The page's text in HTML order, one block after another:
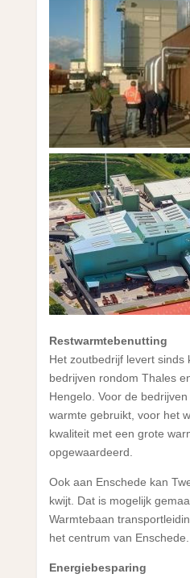
Restwarmtebenutting
Het zoutbedrijf levert sinds
bedrijven rondom Thales
Hengelo. Voor de
warmte gebruikt, voor het
kwaliteit met een grote
opgewaardeerd.
Ook aan Enschede kan
kwijt. Dat is mogelijk
Warmtebaan
het centrum van Enschede.
Energiebesparing